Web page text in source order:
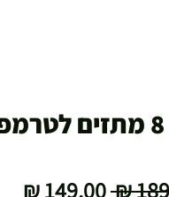
מחיר